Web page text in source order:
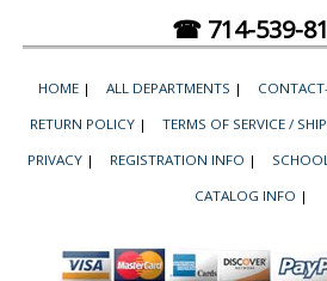
☎ 714-539-
HOME | ALL DEPARTMENTS |
RETURN POLICY | TERMS OF SERVICE /
PRIVACY | REGISTRATION INFO |
CATALOG INFO |